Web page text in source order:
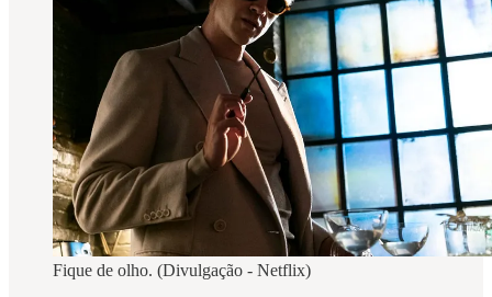
Fique de olho. (Divulgação - Netflix)